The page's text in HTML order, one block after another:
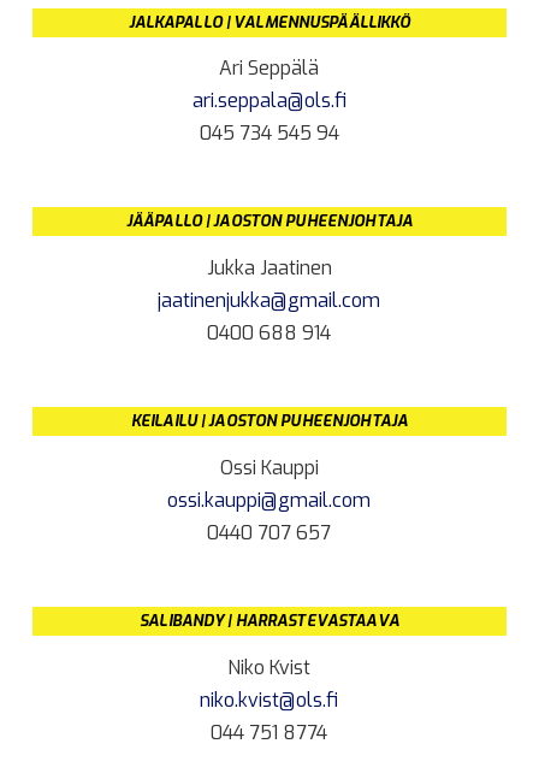
JALKAPALLO | VALMENNUSPÄÄLLIKKÖ
Ari Seppälä
ari.seppala@ols.fi
045 734 545 94
JÄÄPALLO | JAOSTON PUHEENJOHTAJA
Jukka Jaatinen
jaatinenjukka@gmail.com
0400 688 914
KEILAILU | JAOSTON PUHEENJOHTAJA
Ossi Kauppi
ossi.kauppi@gmail.com
0440 707 657
SALIBANDY | HARRASTEVASTAAVA
Niko Kvist
niko.kvist@ols.fi
044 751 8774